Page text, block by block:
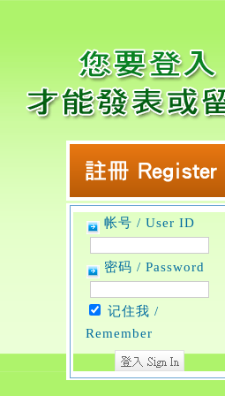
帐号 / User ID
密码 / Password
记住我 /
Remember